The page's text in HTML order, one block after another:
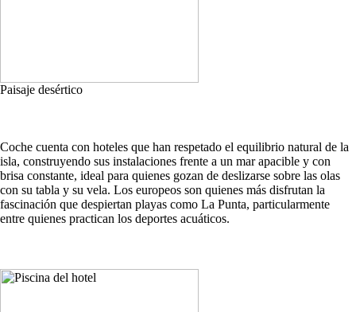
Paisaje desértico
Coche cuenta con hoteles que han respetado el equilibrio natural de la
isla, construyendo sus instalaciones frente a un mar apacible y con
brisa constante, ideal para quienes gozan de deslizarse sobre las olas
con su tabla y su vela. Los europeos son quienes más disfrutan la
fascinación que despiertan playas como La Punta, particularmente
entre quienes practican los deportes acuáticos.